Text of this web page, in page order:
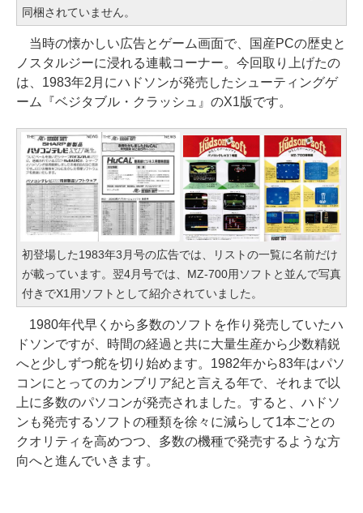
同梱されていません。
当時の懐かしい広告とゲーム画面で、国産PCの歴史と
ノスタルジーに浸れる連載コーナー。今回取り上げたの
は、1983年2月にハドソンが発売したシューティングゲ
ーム『ベジタブル・クラッシュ』のX1版です。
初登場した1983年3月号の広告では、リストの一覧に名前だけ
が載っています。翌4月号では、MZ-700用ソフトと並んで写真
付きでX1用ソフトとして紹介されていました。
1980年代早くから多数のソフトを作り発売していたハ
ドソンですが、時間の経過と共に大量生産から少数精鋭
へと少しずつ舵を切り始めます。1982年から83年はパソ
コンにとってのカンブリア紀と言える年で、それまで以
上に多数のパソコンが発売されました。すると、ハドソ
ンも発売するソフトの種類を徐々に減らして1本ごとの
クオリティを高めつつ、多数の機種で発売するような方
向へと進んでいきます。